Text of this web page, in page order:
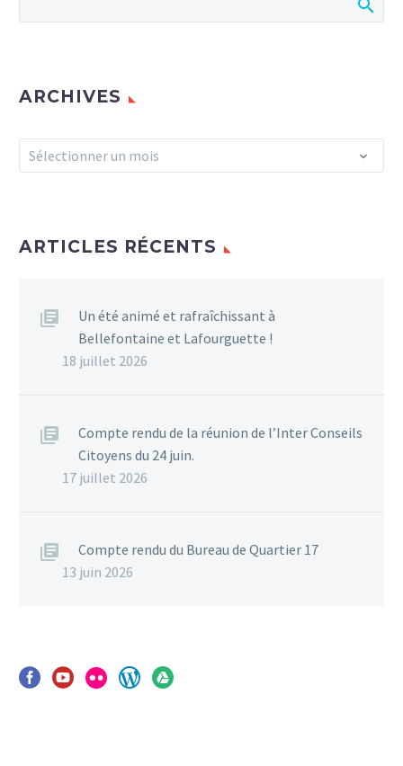
ARCHIVES
Archives
Sélectionner un mois
ARTICLES RÉCENTS
Un été animé et rafraîchissant à
Bellefontaine et Lafourguette !
18 juillet 2026
Compte rendu de la réunion de l’Inter Conseils
Citoyens du 24 juin.
17 juillet 2026
Compte rendu du Bureau de Quartier 17
13 juin 2026